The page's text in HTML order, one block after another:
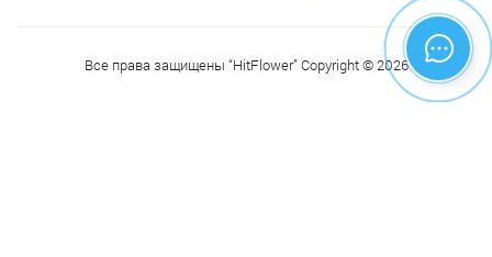
Все права защищены “HitFlower” Copyright © 2026